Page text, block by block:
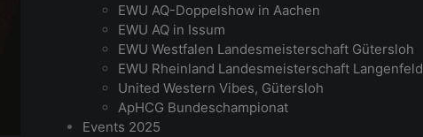
EWU AQ-Doppelshow in Aachen
EWU AQ in Issum
EWU Westfalen Landesmeisterschaft Gütersloh
EWU Rheinland Landesmeisterschaft Langenfeld
United Western Vibes, Gütersloh
ApHCG Bundeschampionat
Events 2025